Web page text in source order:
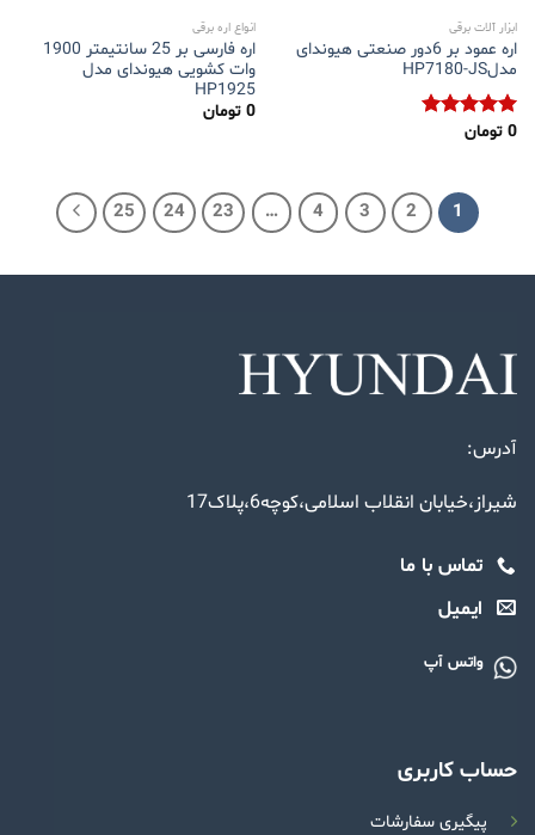
ابزار آلات برقی
اره عمود بر 6دور صنعتی هیوندای
مدلHP7180-JS
نمره5.00
0 تومان
انواع اره برقی
اره فارسی بر 25 سانتیمتر 1900
وات کشویی هیوندای مدل
HP1925
0 تومان
1
2
3
4
…
23
24
25
آدرس:
شیراز،خیابان انقلاب اسلامی،کوچه6،پلاک17
تماس با ما
ایمیل
واتس آپ
حساب کاربری
پیگیری سفارشات